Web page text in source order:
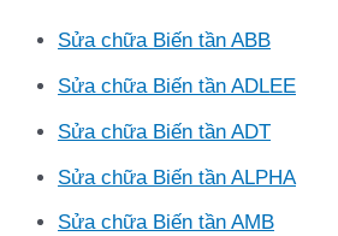
Sửa chữa Biến tần ABB
Sửa chữa Biến tần ADLEE
Sửa chữa Biến tần ADT
Sửa chữa Biến tần ALPHA
Sửa chữa Biến tần AMB